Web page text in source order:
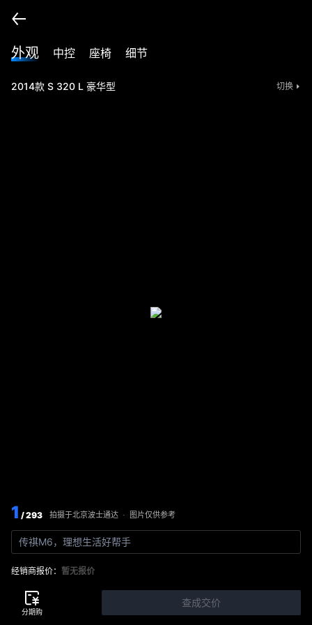
外观 中控 座椅 细节
2014款 S 320 L 豪华型 切换
1 / 293 拍摄于北京波士通达 · 图片仅供参考
传祺M6，理想生活好帮手
经销商报价： 暂无报价
查成交价